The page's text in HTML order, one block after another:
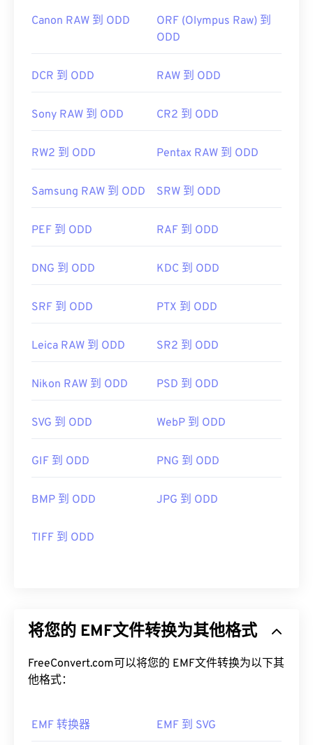
Canon RAW 到 ODD
ORF (Olympus Raw) 到
ODD
DCR 到 ODD RAW 到 ODD
Sony RAW 到 ODD CR2 到 ODD
RW2 到 ODD Pentax RAW 到 ODD
Samsung RAW 到 ODD SRW 到 ODD
PEF 到 ODD RAF 到 ODD
DNG 到 ODD KDC 到 ODD
SRF 到 ODD PTX 到 ODD
Leica RAW 到 ODD SR2 到 ODD
Nikon RAW 到 ODD PSD 到 ODD
SVG 到 ODD WebP 到 ODD
GIF 到 ODD PNG 到 ODD
BMP 到 ODD JPG 到 ODD
TIFF 到 ODD
将您的 EMF文件转换为其他格式
FreeConvert.com可以将您的 EMF文件转换为以下其
他格式：
EMF 转换器 EMF 到 SVG